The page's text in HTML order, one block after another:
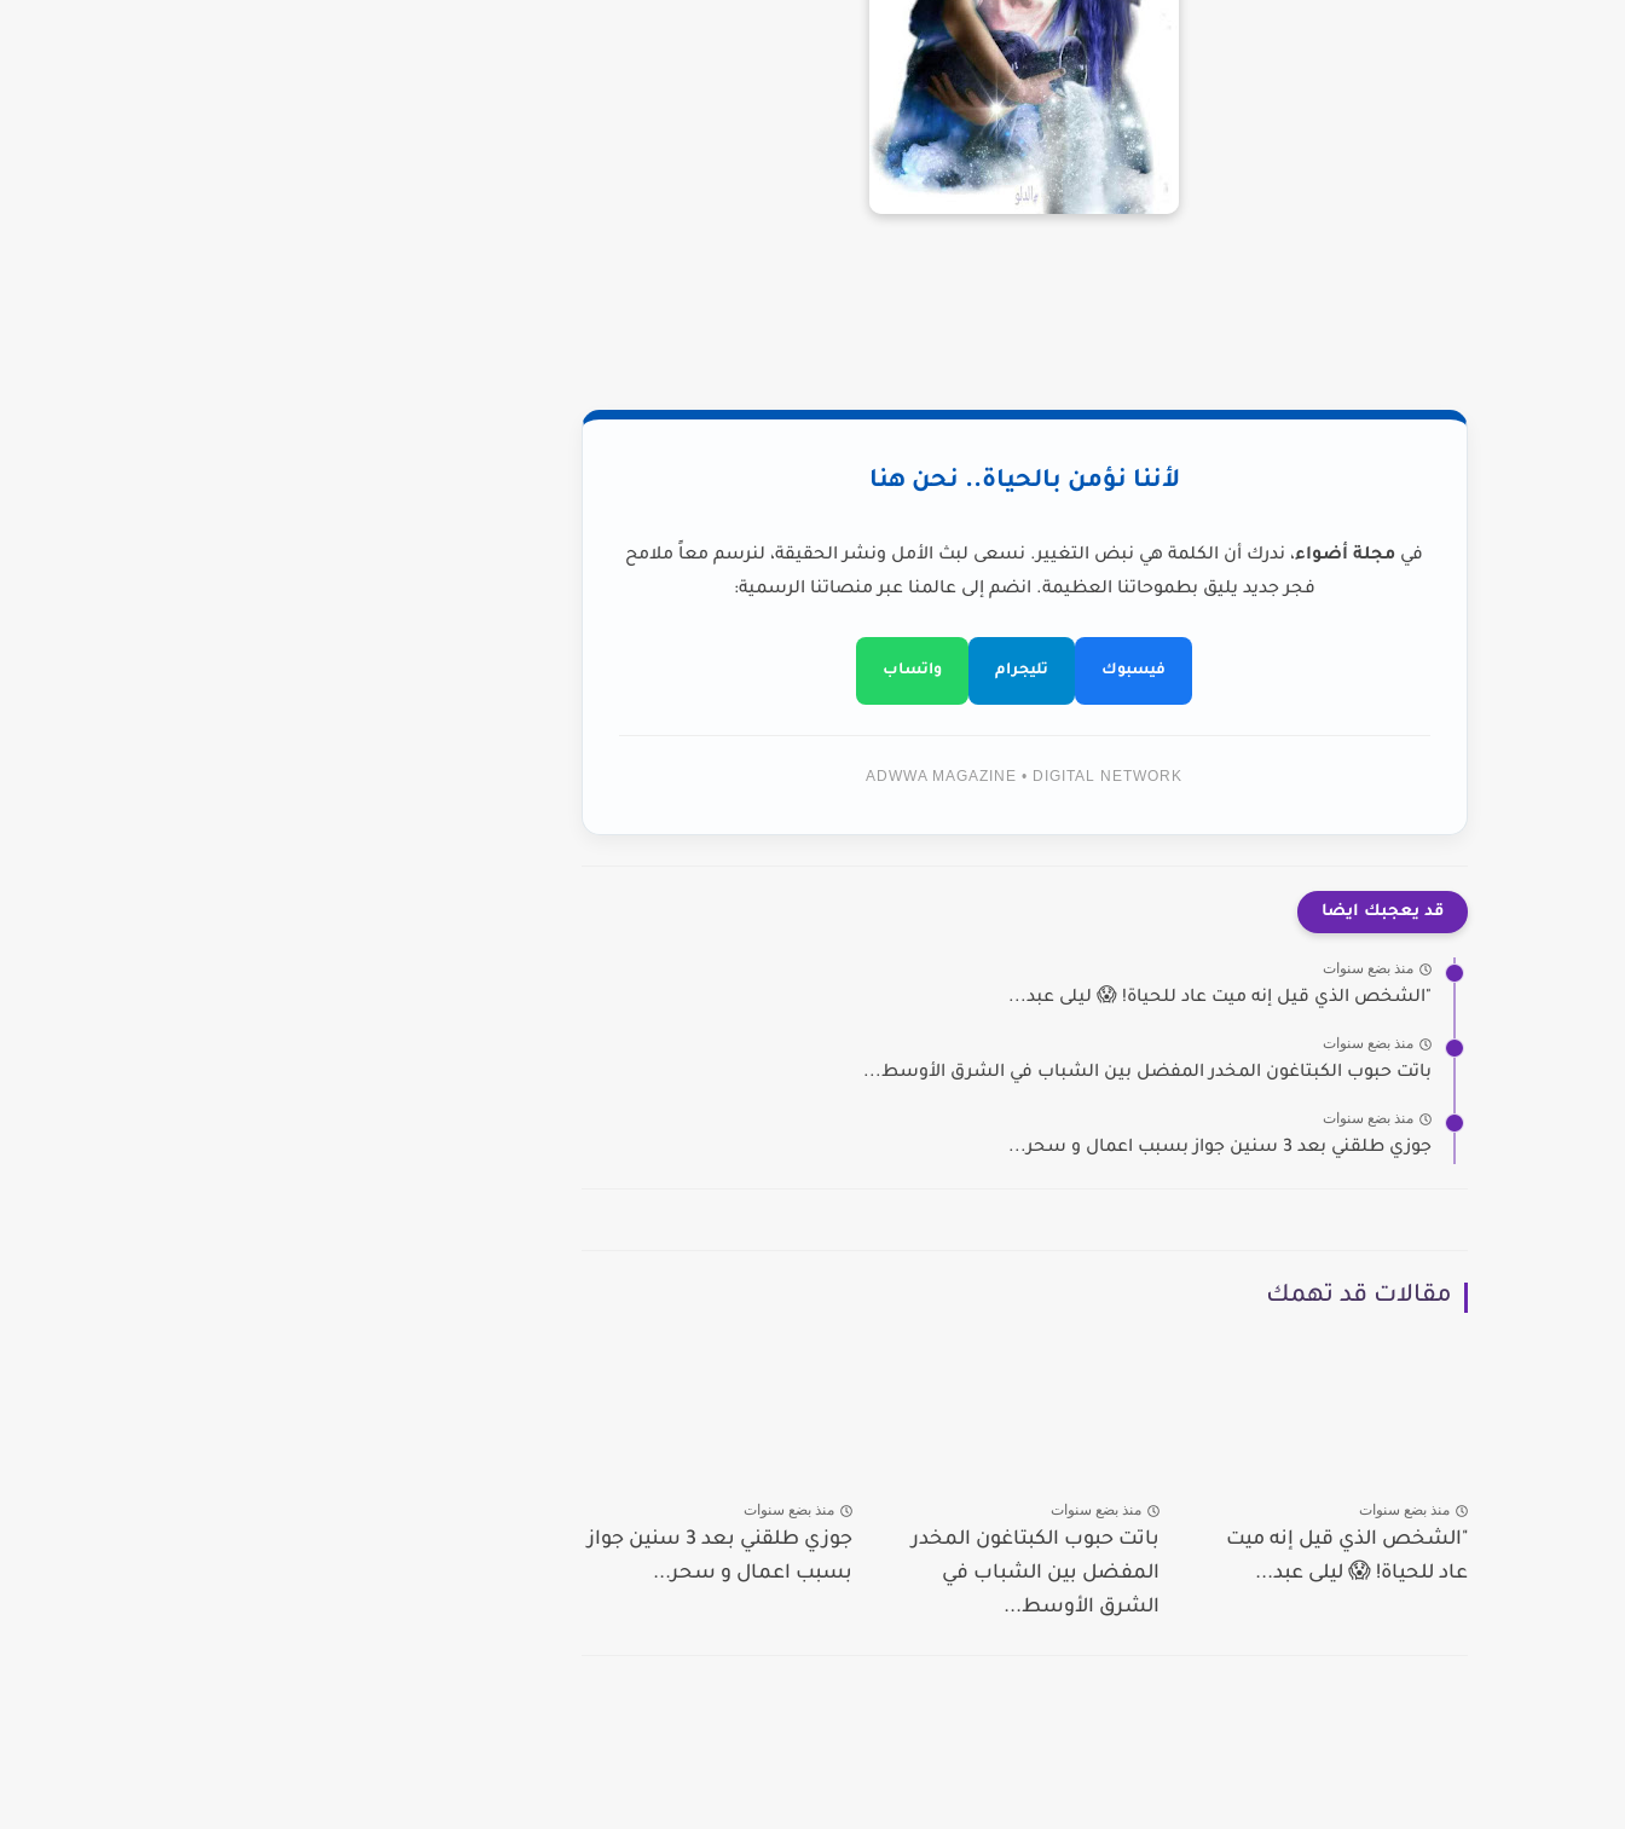
لأننا نؤمن بالحياة.. نحن هنا
في مجلة أضواء، ندرك أن الكلمة هي نبض التغيير. نسعى لبث الأمل ونشر الحقيقة، لنرسم معاً ملامح
فجر جديد يليق بطموحاتنا العظيمة. انضم إلى عالمنا عبر منصاتنا الرسمية:
فيسبوك تليجرام واتساب
ADWWA MAGAZINE • DIGITAL NETWORK
قد يعجبك ايضا
منذ بضع سنوات
"الشخص الذي قيل إنه ميت عاد للحياة! 😱 ليلى عبد...
منذ بضع سنوات
باتت حبوب الكبتاغون المخدر المفضل بين الشباب في الشرق الأوسط...
منذ بضع سنوات
جوزي طلقني بعد 3 سنين جواز بسبب اعمال و سحر...
مقالات قد تهمك
منذ بضع سنوات
"الشخص الذي قيل إنه ميت
عاد للحياة! 😱 ليلى عبد...
منذ بضع سنوات
باتت حبوب الكبتاغون المخدر
المفضل بين الشباب في
الشرق الأوسط...
منذ بضع سنوات
جوزي طلقني بعد 3 سنين جواز
بسبب اعمال و سحر...